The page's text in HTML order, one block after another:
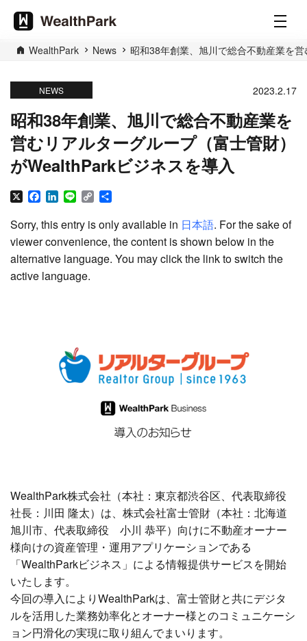
WealthPark News 昭和38年創業、旭川で総合不動産業を
NEWS 2023.2.17
昭和38年創業、旭川で総合不動産業を
営むリアルターグループ（富士管財）
がWealthParkビジネスを導入
X Facebook
LinkedIn
Line Copy
Sorry, this entry is only available in 日本語. For the sake of
viewer convenience, the content is shown below in the
alternative language. You may click the link to switch the
active language.
WealthPark株式会社（本社：東京都渋谷区、代表取締役
社長：川田 隆太）は、株式会社富士管財（本社：北海道
旭川市、代表取締役 小川 恭平）向けに不動産オーナー
様向けの資産管理・運用アプリケーションである
「WealthParkビジネス」による情報提供サービスを開始
いたします。
今回の導入によりWealthParkは、富士管財と共にデジタ
ルを活用した業務効率化とオーナー様とのコミュニケーシ
ョン円滑化の実現に取り組んでまいります。